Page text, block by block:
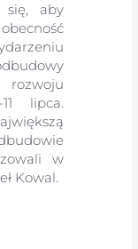
się, aby
lipca.
w
Kowal.